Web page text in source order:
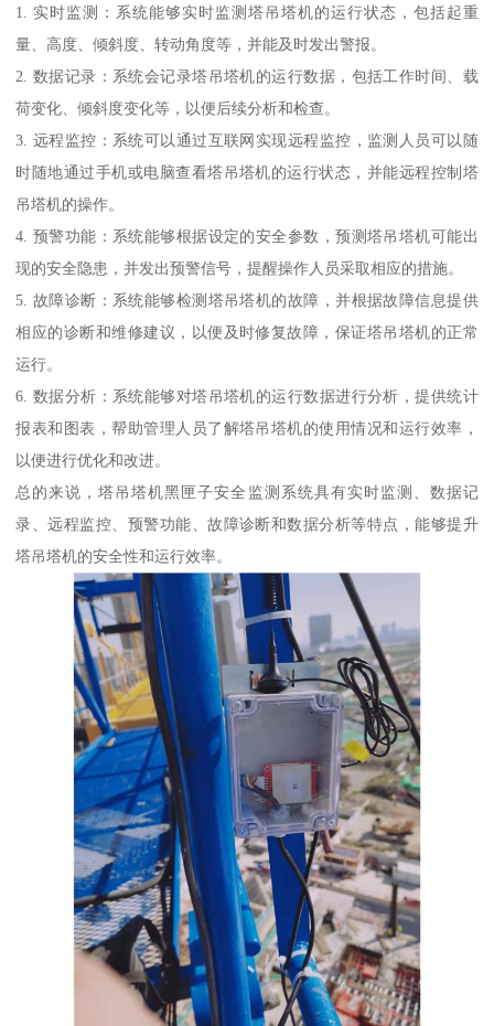
1. 实时监测：系统能够实时监测塔吊塔机的运行状态，包括起重
量、高度、倾斜度、转动角度等，并能及时发出警报。
2. 数据记录：系统会记录塔吊塔机的运行数据，包括工作时间、载
荷变化、倾斜度变化等，以便后续分析和检查。
3. 远程监控：系统可以通过互联网实现远程监控，监测人员可以随
时随地通过手机或电脑查看塔吊塔机的运行状态，并能远程控制塔
吊塔机的操作。
4. 预警功能：系统能够根据设定的安全参数，预测塔吊塔机可能出
现的安全隐患，并发出预警信号，提醒操作人员采取相应的措施。
5. 故障诊断：系统能够检测塔吊塔机的故障，并根据故障信息提供
相应的诊断和维修建议，以便及时修复故障，保证塔吊塔机的正常
运行。
6. 数据分析：系统能够对塔吊塔机的运行数据进行分析，提供统计
报表和图表，帮助管理人员了解塔吊塔机的使用情况和运行效率，
以便进行优化和改进。
总的来说，塔吊塔机黑匣子安全监测系统具有实时监测、数据记
录、远程监控、预警功能、故障诊断和数据分析等特点，能够提升
塔吊塔机的安全性和运行效率。